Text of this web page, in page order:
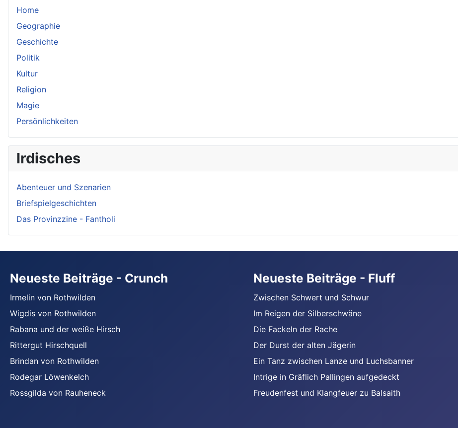
Home
Geographie
Geschichte
Politik
Kultur
Religion
Magie
Persönlichkeiten
Irdisches
Abenteuer und Szenarien
Briefspielgeschichten
Das Provinzzine - Fantholi
Neueste Beiträge - Crunch
Irmelin von Rothwilden
Wigdis von Rothwilden
Rabana und der weiße Hirsch
Rittergut Hirschquell
Brindan von Rothwilden
Rodegar Löwenkelch
Rossgilda von Rauheneck
Neueste Beiträge - Fluff
Zwischen Schwert und Schwur
Im Reigen der Silberschwäne
Die Fackeln der Rache
Der Durst der alten Jägerin
Ein Tanz zwischen Lanze und Luchsbanner
Intrige in Gräflich Pallingen aufgedeckt
Freudenfest und Klangfeuer zu Balsaith